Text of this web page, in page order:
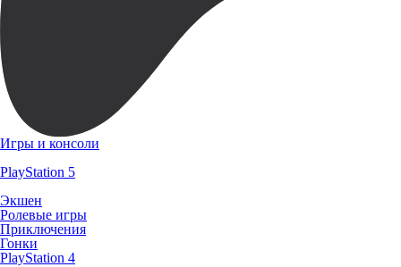
Игры и консоли
PlayStation 5
Экшен
Ролевые игры
Приключения
Гонки
PlayStation 4